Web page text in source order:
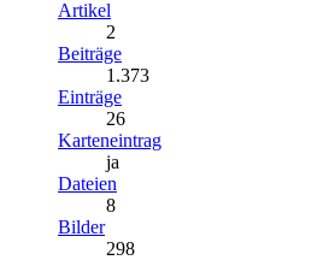
Artikel
2
Beiträge
1.373
Einträge
26
Karteneintrag
ja
Dateien
8
Bilder
298